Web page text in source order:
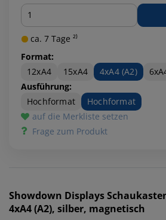
Menge
ca. 7 Tage ²⁾
Format:
12xA4
15xA4 4xA4 (A2)
Ausführung:
Hochformat
Hochformat
auf die Merkliste setzen
Frage zum Produkt
Showdown Displays
4xA4 (A2), silber, magnetisch